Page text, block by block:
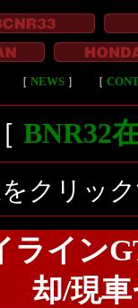
［ NEWS］ ［
［ BNR32
クリッ
ライン
却/現